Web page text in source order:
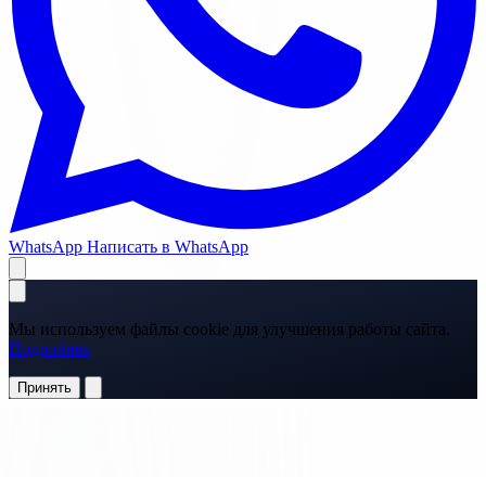
WhatsApp Написать в WhatsApp
Мы используем файлы cookie для улучшения работы сайта.
Подробнее
Принять